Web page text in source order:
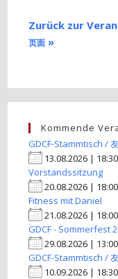
Zurück zur
页面 »
Kommende
GDCF-Stammtisch /
13.08.2026 |
Vorstandssitzung
20.08.2026 |
Fitness mit Daniel
21.08.2026 |
GDCF - Sommerfest
29.08.2026 |
GDCF-Stammtisch /
10.09.2026 |